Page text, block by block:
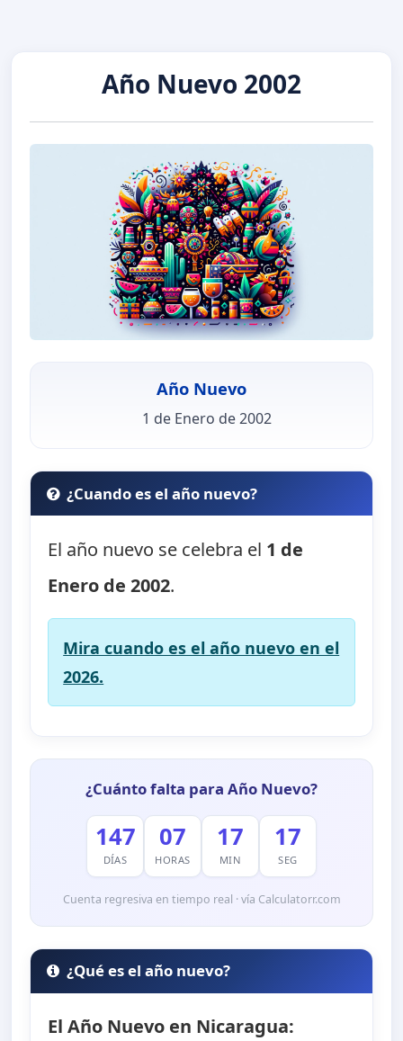
Año Nuevo 2002
Año Nuevo
1 de Enero de 2002
¿Cuando es el año nuevo?
El año nuevo se celebra el 1 de
Enero de 2002.
Mira cuando es el año nuevo en el
2026.
¿Cuánto falta para Año Nuevo?
147
DÍAS
07
HORAS
17
MIN
16
SEG
Cuenta regresiva en tiempo real · vía Calculatorr.com
¿Qué es el año nuevo?
El Año Nuevo en Nicaragua: